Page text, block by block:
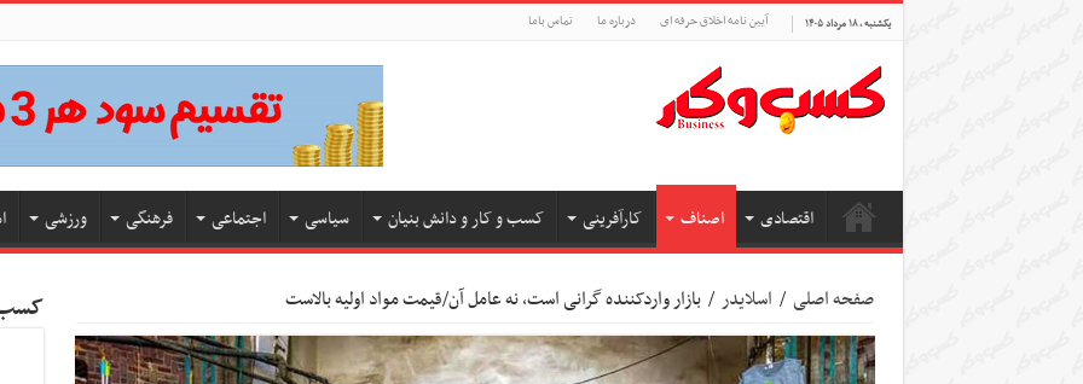
یکشنبه , ۱۸ مرداد ۱۴۰۵ آیین نامه اخلاق حرفه ای درباره ما تماس باما
اقتصادی اصناف کارآفرینی کسب و کار و دانش بنیان سیاسی اجتماعی فرهنگی ورزشی
صفحه اصلی / اسلایدر / بازار واردکننده گرانی است، نه عامل آن/قیمت مواد اولیه بالاست کسب